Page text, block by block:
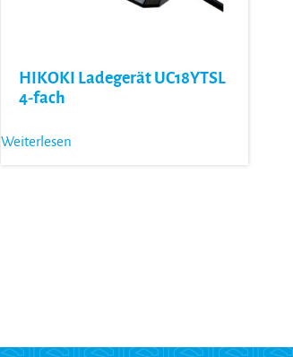
HIKOKI Ladegerät UC18YTSL
4-fach
Weiterlesen